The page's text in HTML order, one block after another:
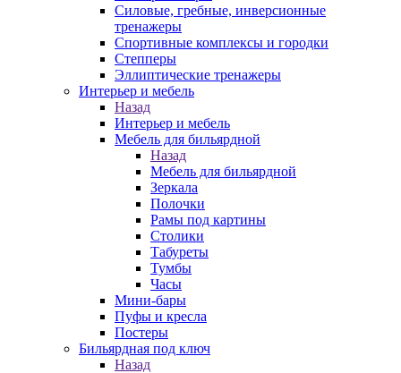
Силовые, гребные, инверсионные
тренажеры
Спортивные комплексы и городки
Степперы
Эллиптические тренажеры
Интерьер и мебель
Назад
Интерьер и мебель
Мебель для бильярдной
Назад
Мебель для бильярдной
Зеркала
Полочки
Рамы под картины
Столики
Табуреты
Тумбы
Часы
Мини-бары
Пуфы и кресла
Постеры
Бильярдная под ключ
Назад